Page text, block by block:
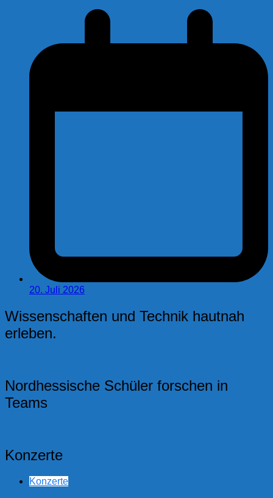
20. Juli 2026
Wissenschaften und Technik hautnah
erleben.
Nordhessische Schüler forschen in
Teams
Konzerte
Konzerte